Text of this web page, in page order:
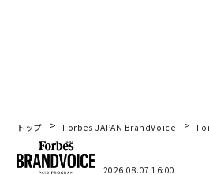
トップ Forbes JAPAN BrandVoice
2026.08.07 16:00